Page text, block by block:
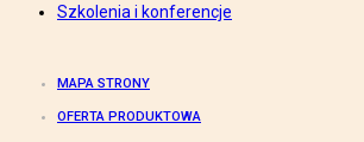
Szkolenia i konferencje
MAPA STRONY
OFERTA PRODUKTOWA